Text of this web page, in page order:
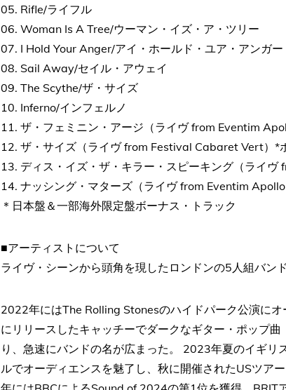
05. Rifle/ライフル
06. Woman Is A Tree/ウーマン・イズ・ア・ツリー
07. I Hold Your Anger/アイ・ホールド・ユア・アンガー
08. Sail Away/セイル・アウェイ
09. The Scythe/ザ・サイズ
10. Inferno/インフェルノ
11. ザ・フェミニン・アージ（ライヴ from Eventim
12. ザ・サイズ（ライヴ from Festival Cabaret Vert）*
13. ディス・イズ・ザ・キラー・スピーキング（ライ
14. ナッシング・マターズ（ライヴ from Eventim
＊日本盤＆一部海外限定盤ボーナス・トラック
■アーティストについて
ライヴ・シーンから頭角を現したロンドンの5人組バンド
2022年にはThe Rolling Stonesのハイドパーク公演に
にリリースしたキャッチーでダークなギター・ポップ
り、急速にバン​ドの名が広まった。 2023年夏のイギ
ルでオーディエンスを魅了し、秋に開催されたUSツア